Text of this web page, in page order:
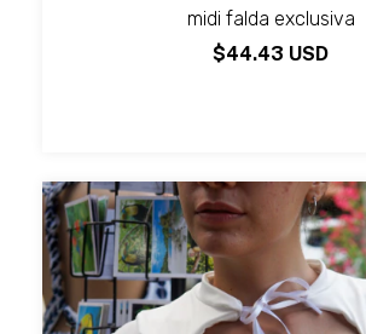
midi falda exclusiva
$44.43 USD